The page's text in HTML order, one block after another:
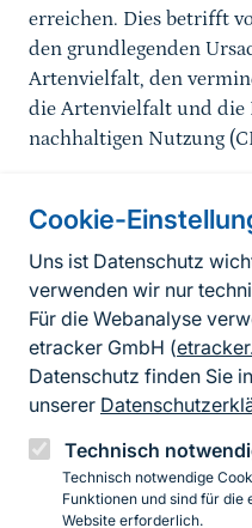
Cookie-
Uns ist Datenschutz
verwenden wir nur
Für die Webanalyse
etracker GmbH (
Datenschutz finden Sie in
unserer
Technisch
Technisch notwendige
Funktionen und sind für
Website erforderlich.
erreichen. Dies betrifft
den grundlegenden
Artenvielfalt, den
die Artenvielfalt und die
nachhaltigen Nutzung
Informationen zur
Fußzeile
Erklärung